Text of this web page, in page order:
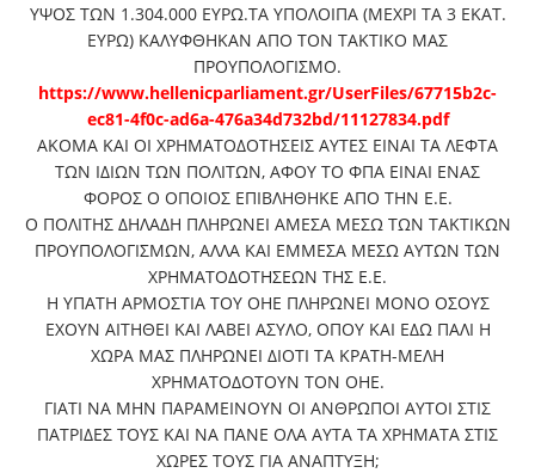
ΥΨΟΣ ΤΩΝ 1.304.000 ΕΥΡΩ.ΤΑ ΥΠΟΛΟΙΠΑ (ΜΕΧΡΙ ΤΑ 3 ΕΚΑΤ.
ΕΥΡΩ) ΚΑΛΥΦΘΗΚΑΝ ΑΠΟ ΤΟΝ ΤΑΚΤΙΚΟ ΜΑΣ
ΠΡΟΥΠΟΛΟΓΙΣΜΟ.
https://www.hellenicparliament.gr/UserFiles/67715b2c-
ec81-4f0c-ad6a-476a34d732bd/11127834.pdf
ΑΚΟΜΑ ΚΑΙ ΟΙ ΧΡΗΜΑΤΟΔΟΤΗΣΕΙΣ ΑΥΤΕΣ ΕΙΝΑΙ ΤΑ ΛΕΦΤΑ
ΤΩΝ ΙΔΙΩΝ ΤΩΝ ΠΟΛΙΤΩΝ, ΑΦΟΥ ΤΟ ΦΠΑ ΕΙΝΑΙ ΕΝΑΣ
ΦΟΡΟΣ Ο ΟΠΟΙΟΣ ΕΠΙΒΛΗΘΗΚΕ ΑΠΟ ΤΗΝ Ε.Ε.
Ο ΠΟΛΙΤΗΣ ΔΗΛΑΔΗ ΠΛΗΡΩΝΕΙ ΑΜΕΣΑ ΜΕΣΩ ΤΩΝ ΤΑΚΤΙΚΩΝ
ΠΡΟΥΠΟΛΟΓΙΣΜΩΝ, ΑΛΛΑ ΚΑΙ ΕΜΜΕΣΑ ΜΕΣΩ ΑΥΤΩΝ ΤΩΝ
ΧΡΗΜΑΤΟΔΟΤΗΣΕΩΝ ΤΗΣ Ε.Ε.
Η ΥΠΑΤΗ ΑΡΜΟΣΤΙΑ ΤΟΥ ΟΗΕ ΠΛΗΡΩΝΕΙ ΜΟΝΟ ΟΣΟΥΣ
ΕΧΟΥΝ ΑΙΤΗΘΕΙ ΚΑΙ ΛΑΒΕΙ ΑΣΥΛΟ, ΟΠΟΥ ΚΑΙ ΕΔΩ ΠΑΛΙ Η
ΧΩΡΑ ΜΑΣ ΠΛΗΡΩΝΕΙ ΔΙΟΤΙ ΤΑ ΚΡΑΤΗ-ΜΕΛΗ
ΧΡΗΜΑΤΟΔΟΤΟΥΝ ΤΟΝ ΟΗΕ.
ΓΙΑΤΙ ΝΑ ΜΗΝ ΠΑΡΑΜΕΙΝΟΥΝ ΟΙ ΑΝΘΡΩΠΟΙ ΑΥΤΟΙ ΣΤΙΣ
ΠΑΤΡΙΔΕΣ ΤΟΥΣ ΚΑΙ ΝΑ ΠΑΝΕ ΟΛΑ ΑΥΤΑ ΤΑ ΧΡΗΜΑΤΑ ΣΤΙΣ
ΧΩΡΕΣ ΤΟΥΣ ΓΙΑ ΑΝΑΠΤΥΞΗ;